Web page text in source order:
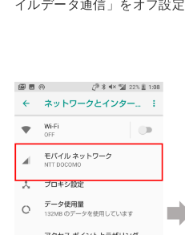
イルデータ通信」をオフ設定